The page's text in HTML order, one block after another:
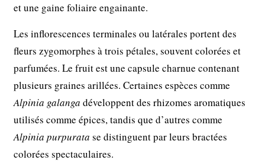
et une gaine foliaire engainante.
Les inflorescences terminales ou latérales portent des
fleurs zygomorphes à trois pétales, souvent colorées et
parfumées. Le fruit est une capsule charnue contenant
plusieurs graines arillées. Certaines espèces comme
Alpinia galanga développent des rhizomes aromatiques
utilisés comme épices, tandis que d’autres comme
Alpinia purpurata se distinguent par leurs bractées
colorées spectaculaires.